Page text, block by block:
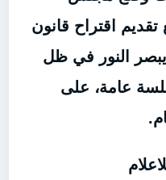
اقتراح قانون
يبصر النور في ظل
عامة، على